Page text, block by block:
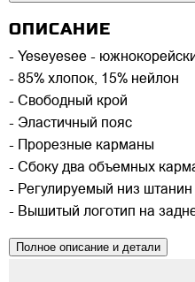
ОПИСАНИЕ
- Yeseyesee -
- 85% хлопок, 15% нейлон
- Свободный крой
- Эластичный пояс
- Прорезные карманы
- Сбоку два объемных
- Регулируемый низ штанин
- Вышитый логотип на
Полное описание и детали